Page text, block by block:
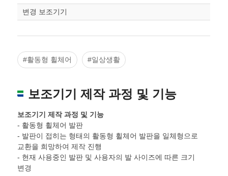
변경 보조기기
#활동형 휠체어 #일상생활
보조기기 제작 과정 및 기능
보조기기 제작 과정 및 기능
- 활동형 휠체어 발판
- 발판이 접히는 형태의 활동형 휠체어 발판을 일체형으로
교환을 희망하여 제작 진행
- 현재 사용중인 발판 및 사용자의 발 사이즈에 따른 크기
변경